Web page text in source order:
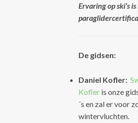
Ervaring op ski’s
De gidsen:
Daniel Kofler:
Kofler is onze
´s en zal er voor
wintervluchten.